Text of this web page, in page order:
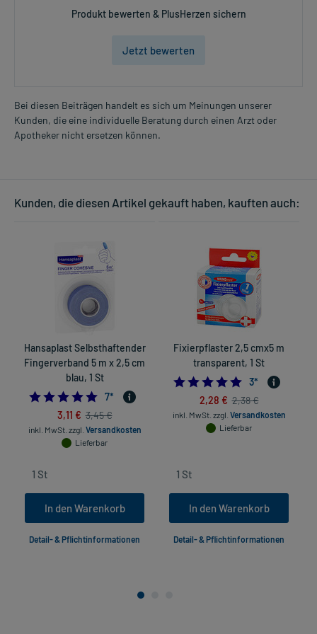
Produkt bewerten & PlusHerzen sichern
Jetzt bewerten
Bei diesen Beiträgen handelt es sich um Meinungen unserer
Kunden, die eine individuelle Beratung durch einen Arzt oder
Apotheker nicht ersetzen können.
Kunden, die diesen Artikel gekauft haben, kauften auch:
Hansaplast Selbsthaftender
Fingerverband 5 m x 2,5 cm
blau, 1 St
4.714285714285714
7*
3,11 € 3,45 €
inkl. MwSt. zzgl. Versandkosten
Lieferbar
In den Warenkorb
Detail- & Pflichtinformationen
Fixierpflaster 2,5 cmx5 m
transparent, 1 St
5.0
3*
2,28 € 2,38 €
inkl. MwSt. zzgl. Versandkosten
Lieferbar
In den Warenkorb
Detail- & Pflichtinformationen